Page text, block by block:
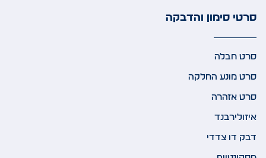
סרטי סימון והדבקה
סרט חבלה
סרט מונע החלקה
סרט אזהרה
איזולירבנד
דבק דו צדדי